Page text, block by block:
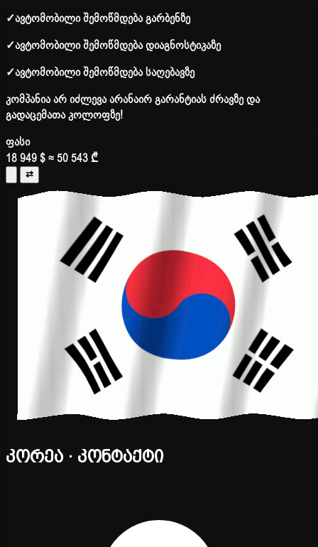
✓ავტომობილი შემოწმდება გარბენზე
✓ავტომობილი შემოწმდება დიაგნოსტიკაზე
✓ავტომობილი შემოწმდება საღებავზე
კომპანია არ იძლევა არანაირ გარანტიას ძრავზე და
გადაცემათა კოლოფზე!
ფასი
18 949 $≈ 50 543 ₾
⇄
კორეა · კონტაქტი